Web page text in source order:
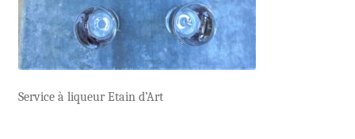
Service à liqueur Etain d’Art